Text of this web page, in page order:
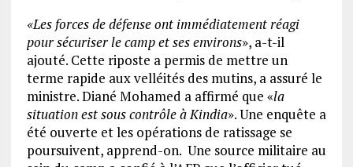
«Les forces de défense ont immédiatement réagi
pour sécuriser le camp et ses environs», a-t-il
ajouté. Cette riposte a permis de mettre un
terme rapide aux velléités des mutins, a assuré le
ministre. Diané Mohamed a affirmé que «la
situation est sous contrôle à Kindia». Une enquête a
été ouverte et les opérations de ratissage se
poursuivent, apprend-on. Une source militaire au